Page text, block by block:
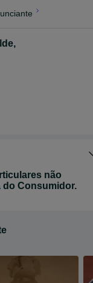
desintegração do
,
não
do Consumidor.